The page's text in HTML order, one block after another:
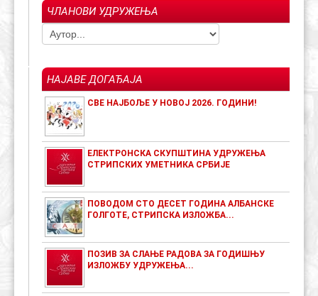
ЧЛАНОВИ УДРУЖЕЊА
НАЈАВЕ ДОГАЂАЈА
СВЕ НАЈБОЉЕ У НОВОЈ 2026. ГОДИНИ!
ЕЛЕКТРОНСКА СКУПШТИНА УДРУЖЕЊА
СТРИПСКИХ УМЕТНИКА СРБИЈЕ
ПОВОДОМ СТО ДЕСЕТ ГОДИНА АЛБАНСКЕ
ГОЛГОТЕ, СТРИПСКА ИЗЛОЖБА...
ПОЗИВ ЗА СЛАЊЕ РАДОВА ЗА ГОДИШЊУ
ИЗЛОЖБУ УДРУЖЕЊА...